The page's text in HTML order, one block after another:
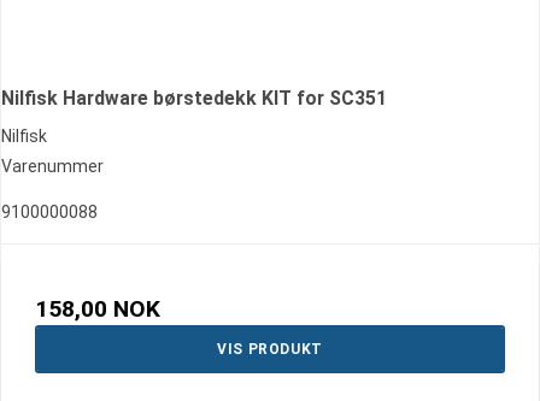
Nilfisk Hardware børstedekk KIT for SC351
Nilfisk
Varenummer
9100000088
158,00 NOK
VIS PRODUKT